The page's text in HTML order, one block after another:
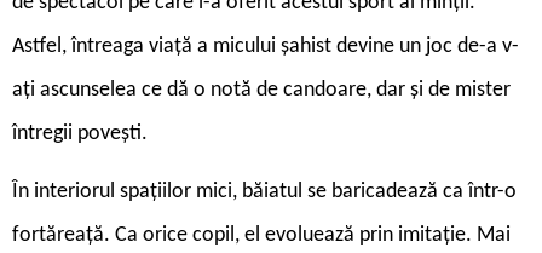
Astfel, întreaga viață a micului șahist devine un joc de-a v-
ați ascunselea ce dă o notă de candoare, dar și de mister
întregii povești.
În interiorul spațiilor mici, băiatul se baricadează ca într-o
fortăreață. Ca orice copil, el evoluează prin imitație. Mai